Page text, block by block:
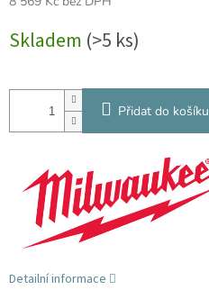
cena:
Skladem (>5 ks)
Přidat do košíku
Detailní informace